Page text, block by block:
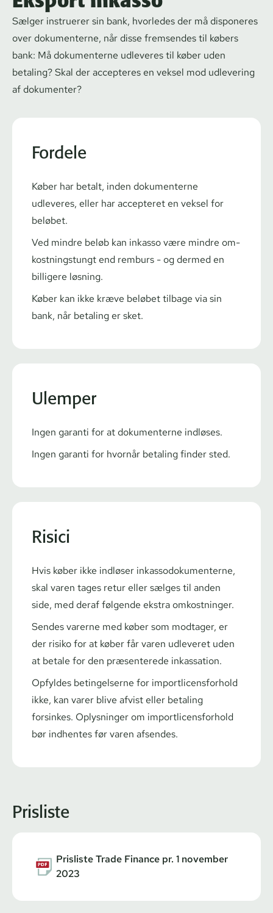
Sælger instruerer sin bank, hvorledes der må disponeres
over dokumenterne, når disse fremsendes til købers
bank: Må dokumenterne udleveres til køber uden
betaling? Skal der accepteres en veksel mod udlevering
af dokumenter?
Fordele
Køber har betalt, inden dokumenterne
udleveres, eller har accepteret en veksel for
beløbet.
Ved mindre beløb kan inkasso være mindre om­
kost­nings­tungt end remburs - og dermed en
billigere løsning.
Køber kan ikke kræve beløbet tilbage via sin
bank, når betaling er sket.
Ulemper
Ingen garanti for at dokumenterne indløses.
Ingen garanti for hvornår betaling finder sted.
Risici
Hvis køber ikke indløser inkas­so­do­ku­men­ter­ne,
skal varen tages retur eller sælges til anden
side, med deraf følgende ekstra omkostninger.
Sendes varerne med køber som modtager, er
der risiko for at køber får varen udleveret uden
at betale for den præsenterede inkassation.
Opfyldes betingelserne for im­port­li­cens­for­hold
ikke, kan varer blive afvist eller betaling
forsinkes. Oplysninger om im­port­li­cens­for­hold
bør indhentes før varen afsendes.
Prisliste
Prisliste Trade Finance pr. 1 november
2023